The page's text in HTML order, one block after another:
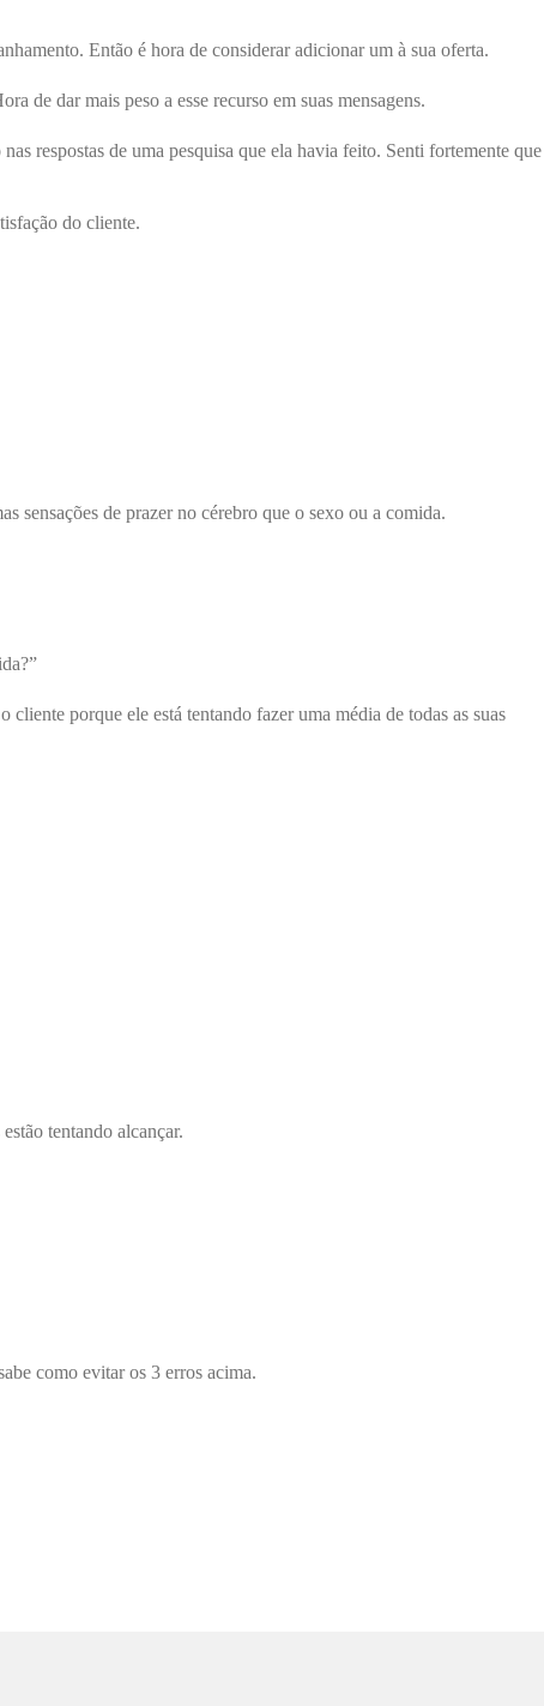
Então é hora de considerar adicionar um à sua oferta.
de dar mais peso a esse recurso em suas mensagens.
respostas de uma pesquisa que ela havia feito. Senti fortemente que
do cliente.
sensações de prazer no cérebro que o sexo ou a comida.
porque ele está tentando fazer uma média de todas as suas
tentando alcançar.
como evitar os 3 erros acima.